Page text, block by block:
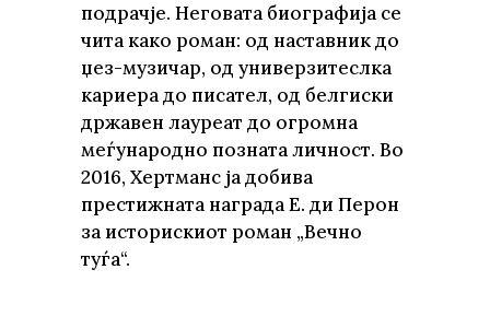
подрачје. Неговата биографија се
чита како роман: од наставник до
џез-музичар, од универзитеслка
кариера до писател, од белгиски
државен лауреат до огромна
меѓународно позната личност. Во
2016, Хертманс ја добива
престижната награда Е. ди Перон
за историскиот роман „Вечно
туѓа“.